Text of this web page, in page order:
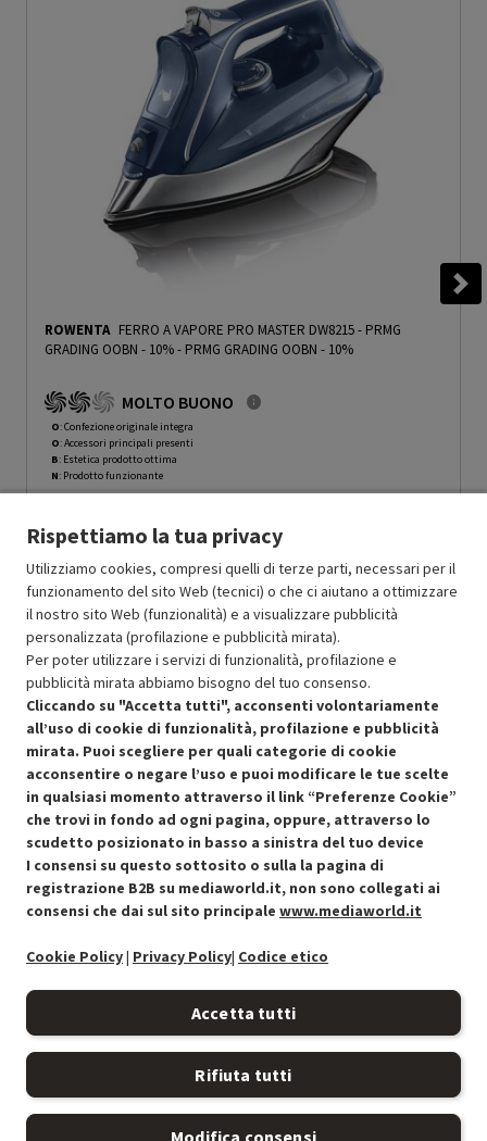
ROWENTA FERRO A VAPORE PRO MASTER DW8215 - PRMG
GRADING OOBN - 10%- PRMG GRADING OOBN - 10%
MOLTO BUONO
O: Confezione originale integra
O: Accessori principali presenti
B: Estetica prodotto ottima
N: Prodotto funzionante
Ricondizionato Prezzo ridotto da
58.49 a-30%
In Promozione 40.94
Aggiungi al carrello
SCONTO RICONDIZIONATI
Approfitta dello sconto del 30% sul prodotto ricondizionato.
Condizioni generali di vendita Recedere dal contratto qui
Rispettiamo la tua privacy
Utilizziamo cookies, compresi quelli di terze parti, necessari per il
funzionamento del sito Web (tecnici) o che ci aiutano a ottimizzare
il nostro sito Web (funzionalità) e a visualizzare pubblicità
personalizzata (profilazione e pubblicità mirata).
Per poter utilizzare i servizi di funzionalità, profilazione e
pubblicità mirata abbiamo bisogno del tuo consenso.
Cliccando su "Accetta tutti", acconsenti volontariamente
all’uso di cookie di funzionalità, profilazione e pubblicità
mirata. Puoi scegliere per quali categorie di cookie
acconsentire o negare l’uso e puoi modificare le tue scelte
in qualsiasi momento attraverso il link “Preferenze Cookie”
che trovi in fondo ad ogni pagina, oppure, attraverso lo
scudetto posizionato in basso a sinistra del tuo device
I consensi su questo sottosito o sulla la pagina di
registrazione B2B su mediaworld.it, non sono collegati ai
consensi che dai sul sito principale www.mediaworld.it
Cookie Policy| Privacy Policy| Codice etico
Accetta tutti
Rifiuta tutti
Modifica consensi